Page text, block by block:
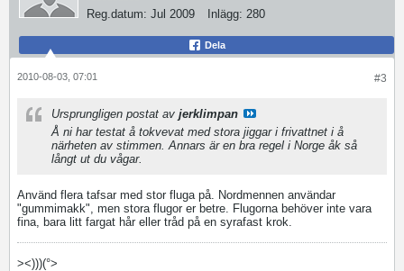
Reg.datum: Jul 2009 Inlägg: 280
Dela
#3
2010-08-03, 07:01
Ursprungligen postat av jerklimpan
Å ni har testat å tokvevat med stora jiggar i frivattnet i å
närheten av stimmen. Annars är en bra regel i Norge åk så
långt ut du vågar.
Använd flera tafsar med stor fluga på. Nordmennen användar
"gummimakk", men stora flugor er betre. Flugorna behöver inte vara
fina, bara litt fargat hår eller tråd på en syrafast krok.
><)))(°>